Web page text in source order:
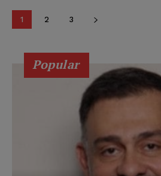
1 2 3
Popular